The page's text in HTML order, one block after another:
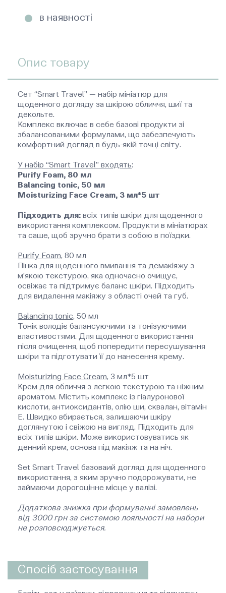
в наявності
Опис товару
Сет “Smart Travel” — набір мініатюр для
щоденного догляду за шкірою обличчя, шиї та
декольте.
Комплекс включає в себе базові продукти зі
збалансованими формулами, що забезпечують
комфортний догляд в будь-якій точці світу.
У набір “Smart Travel” входять:
Purify Foam, 80 мл
Balancing tonic, 50 мл
Moisturizing Face Cream, 3 мл*5 шт
Підходить для: всіх типів шкіри для щоденного
використання комплексом. Продукти в мініатюрах
та саше, щоб зручно брати з собою в поїздки.
Purify Foam, 80 мл
Пінка для щоденного вмивання та демакіяжу з
м’якою текстурою, яка одночасно очищує,
освіжає та підтримує баланс шкіри. Підходить
для видалення макіяжу з області очей та губ.
Balancing tonic, 50 мл
Тонік володіє балансуючими та тонізуючими
властивостями. Для щоденного використання
після очищення, щоб попередити пересушування
шкіри та підготувати її до нанесення крему.
Moisturizing Face Cream, 3 мл*5 шт
Крем для обличчя з легкою текстурою та ніжним
ароматом. Містить комплекс із гіалуронової
кислоти, антиоксидантів, олію ши, сквалан, вітамін
Е. Швидко вбирається, залишаючи шкіру
доглянутою і свіжою на вигляд. Підходить для
всіх типів шкіри. Може використовуватись як
денний крем, основа під макіяж та на ніч.
Set Smart Travel базоваий догляд для щоденного
використання, з яким зручно подорожувати, не
займаючи дорогоцінне місце у валізі.
Додаткова знижка при формуванні замовлень
від 3000 грн за системою лояльності на набори
не розповсюджується.
Спосіб застосування